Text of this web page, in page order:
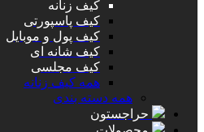
کیف زنانه
کیف پاسپورتی
کیف پول و موبایل
کیف شانه ای
کیف مجلسی
همه کیف زنانه
همه دسته بندی
حراجستون